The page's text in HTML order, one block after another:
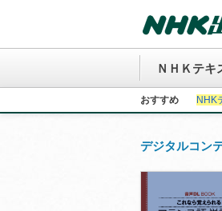
ＮＨＫテキ
おすすめ NHK
デジタルコン